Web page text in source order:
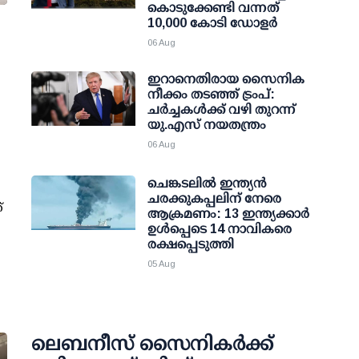
കൊടുക്കേണ്ടി വന്നത്
10,000 കോടി ഡോളര്‍
06 Aug
ഇറാനെതിരായ സൈനിക
നീക്കം തടഞ്ഞ് ട്രംപ്:
ചര്‍ച്ചകള്‍ക്ക് വഴി തുറന്ന്
യു.എസ് നയതന്ത്രം
06 Aug
ചെങ്കടലില്‍ ഇന്ത്യന്‍
ചരക്കുകപ്പലിന് നേരെ
ആക്രമണം: 13 ഇന്ത്യക്കാര്‍
ഉള്‍പ്പെടെ 14 നാവികരെ
രക്ഷപ്പെടുത്തി
05 Aug
ലെബനീസ് സൈനികർക്ക്